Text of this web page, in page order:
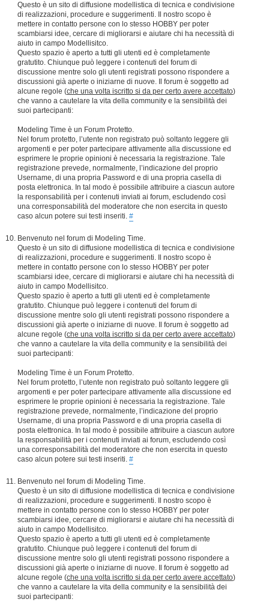
Questo è un sito di diffusione modellistica di tecnica e condivisione
di realizzazioni, procedure e suggerimenti. Il nostro scopo è
mettere in contatto persone con lo stesso HOBBY per poter
scambiarsi idee, cercare di migliorarsi e aiutare chi ha necessità di
aiuto in campo Modellisitco.
Questo spazio è aperto a tutti gli utenti ed è completamente
gratutito. Chiunque può leggere i contenuti del forum di
discussione mentre solo gli utenti registrati possono rispondere a
discussioni già aperte o iniziarne di nuove. Il forum è soggetto ad
alcune regole (che una volta iscritto si da per certo avere accettato)
che vanno a cautelare la vita della community e la sensibilità dei
suoi partecipanti:
Modeling Time è un Forum Protetto.
Nel forum protetto, l’utente non registrato può soltanto leggere gli
argomenti e per poter partecipare attivamente alla discussione ed
esprimere le proprie opinioni è necessaria la registrazione. Tale
registrazione prevede, normalmente, l’indicazione del proprio
Username, di una propria Password e di una propria casella di
posta elettronica. In tal modo è possibile attribuire a ciascun autore
la responsabilità per i contenuti inviati ai forum, escludendo così
una corresponsabilità del moderatore che non esercita in questo
caso alcun potere sui testi inseriti. #
Benvenuto nel forum di Modeling Time.
Questo è un sito di diffusione modellistica di tecnica e condivisione
di realizzazioni, procedure e suggerimenti. Il nostro scopo è
mettere in contatto persone con lo stesso HOBBY per poter
scambiarsi idee, cercare di migliorarsi e aiutare chi ha necessità di
aiuto in campo Modellisitco.
Questo spazio è aperto a tutti gli utenti ed è completamente
gratutito. Chiunque può leggere i contenuti del forum di
discussione mentre solo gli utenti registrati possono rispondere a
discussioni già aperte o iniziarne di nuove. Il forum è soggetto ad
alcune regole (che una volta iscritto si da per certo avere accettato)
che vanno a cautelare la vita della community e la sensibilità dei
suoi partecipanti:
Modeling Time è un Forum Protetto.
Nel forum protetto, l’utente non registrato può soltanto leggere gli
argomenti e per poter partecipare attivamente alla discussione ed
esprimere le proprie opinioni è necessaria la registrazione. Tale
registrazione prevede, normalmente, l’indicazione del proprio
Username, di una propria Password e di una propria casella di
posta elettronica. In tal modo è possibile attribuire a ciascun autore
la responsabilità per i contenuti inviati ai forum, escludendo così
una corresponsabilità del moderatore che non esercita in questo
caso alcun potere sui testi inseriti. #
Benvenuto nel forum di Modeling Time.
Questo è un sito di diffusione modellistica di tecnica e condivisione
di realizzazioni, procedure e suggerimenti. Il nostro scopo è
mettere in contatto persone con lo stesso HOBBY per poter
scambiarsi idee, cercare di migliorarsi e aiutare chi ha necessità di
aiuto in campo Modellisitco.
Questo spazio è aperto a tutti gli utenti ed è completamente
gratutito. Chiunque può leggere i contenuti del forum di
discussione mentre solo gli utenti registrati possono rispondere a
discussioni già aperte o iniziarne di nuove. Il forum è soggetto ad
alcune regole (che una volta iscritto si da per certo avere accettato)
che vanno a cautelare la vita della community e la sensibilità dei
suoi partecipanti: